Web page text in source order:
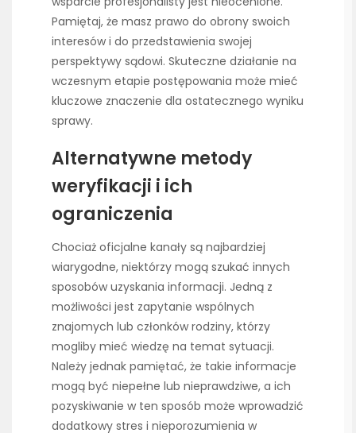
Pamiętaj, że masz prawo do obrony swoich
interesów i do przedstawienia swojej
perspektywy sądowi. Skuteczne działanie na
wczesnym etapie postępowania może mieć
kluczowe znaczenie dla ostatecznego wyniku
sprawy.
Alternatywne metody
weryfikacji i ich
ograniczenia
Chociaż oficjalne kanały są najbardziej
wiarygodne, niektórzy mogą szukać innych
sposobów uzyskania informacji. Jedną z
możliwości jest zapytanie wspólnych
znajomych lub członków rodziny, którzy
mogliby mieć wiedzę na temat sytuacji.
Należy jednak pamiętać, że takie informacje
mogą być niepełne lub nieprawdziwe, a ich
pozyskiwanie w ten sposób może wprowadzić
dodatkowy stres i nieporozumienia w